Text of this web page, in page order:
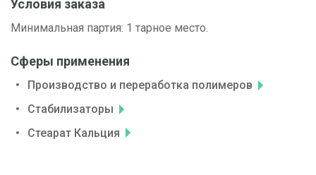
Условия заказа
Минимальная партия: 1 тарное место.
Сферы применения
Производство и переработка полимеров
Стабилизаторы
Стеарат Кальция